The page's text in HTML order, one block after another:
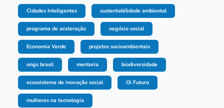
Cidades Inteligentes sustentabilidade ambiental
programa de aceleração negócio social
Economia Verde projetos socioambientais
ongs brasil mentoria biodiversidade
ecossistema de inovação social Oi Futuro
mulheres na tecnologia